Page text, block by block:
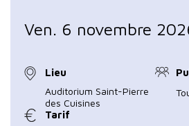
Ven. 6 novembre
Lieu
Auditorium Saint-Pierre
des Cuisines
Tarif